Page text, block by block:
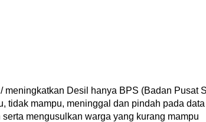
meningkatkan Desil hanya BPS (Badan Pusat
tidak mampu, meninggal dan pindah pada
mengusulkan warga yang kurang mampu